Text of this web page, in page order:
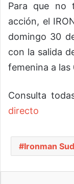
Para que no
acción, el
domingo 30
con la salida
femenina a las
Consulta
directo
Ironman